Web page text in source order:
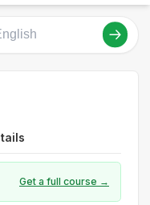
Get a full course →